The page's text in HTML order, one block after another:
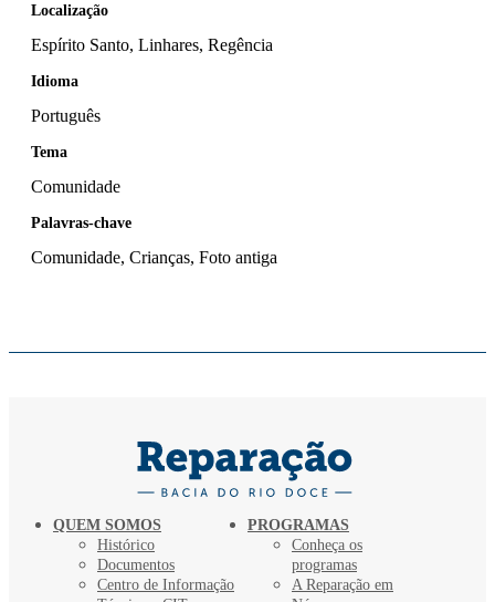
Localização
Espírito Santo, Linhares, Regência
Idioma
Português
Tema
Comunidade
Palavras-chave
Comunidade, Crianças, Foto antiga
QUEM SOMOS
Histórico
Documentos
Centro de Informação
PROGRAMAS
Conheça os
programas
A Reparação em